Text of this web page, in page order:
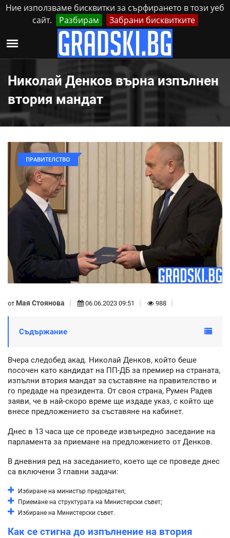
Ние използваме бисквитки за сърфирането в този уеб
сайт.
Разбирам Забрани бисквитките
Неделя, 9 Август, 2026 Реклама Контакти
Николай Денков върна изпълнен
втория мандат
ПРАВИТЕЛСТВО
от Мая Стоянова 06.06.2023 09:51 988
Съдържание
Вчера следобед акад. Николай Денков, който беше
посочен като кандидат на ПП-ДБ за премиер на страната,
изпълни втория мандат за съставяне на правителство и
го предаде на президента. От своя страна, Румен Радев
заяви, че в най-скоро време ще издаде указ, с който ще
внесе предложението за съставяне на кабинет.
Днес в 13 часа ще се проведе извънредно заседание на
парламента за приемане на предложението от Денков.
В дневния ред на заседанието, което ще се проведе днес
са включени 3 главни задачи:
Избиране на министър председател;
Приемане на структурата на Министерски съвет;
Избиране на Министерски съвет.
Как се стигна до изпълнение на втория